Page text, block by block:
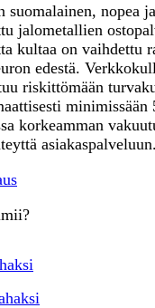
suomalainen, nopea ja
jalometallien
kultaa on vaihdettu
edestä.
riskittömään
minimissään
korkeamman
asiakaspalveluun.